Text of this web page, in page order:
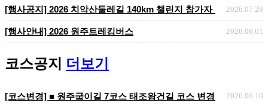
​​​​​​​[행사공지] 2026 치악산둘레길 140km 챌린지 참가자 .. 2026.07.28
[행사안내] 2026 원주트레킹버스 2026.06.01
코스공지 더보기
[코스변경] ■ 원주굽이길 7코스 태조왕건길 코스 변경 안내2026.06.16